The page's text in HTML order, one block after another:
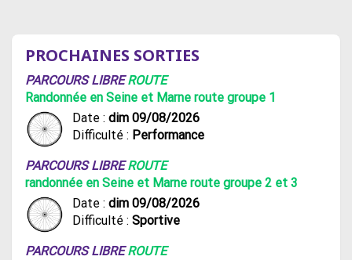
PROCHAINES SORTIES
PARCOURS LIBREROUTE
Randonnée en Seine et Marne route groupe 1
Date : dim 09/08/2026
Difficulté : Performance
PARCOURS LIBREROUTE
randonnée en Seine et Marne route groupe 2 et 3
Date : dim 09/08/2026
Difficulté : Sportive
PARCOURS LIBREROUTE